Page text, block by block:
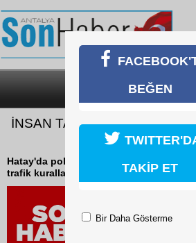
SON DAKİKA
İNSAN TACİRİ SÜRÜCÜYE
CEZASI
Hatay'da polis ekipleri tarafından
trafik kurallarını ihlalden 300 bin TL
16 Mayıs 2026
Hatay'da polis
yakalanan insan
ihlalden 300 bin
BEĞEN
TAKİP ET
Bir Daha Gösterme